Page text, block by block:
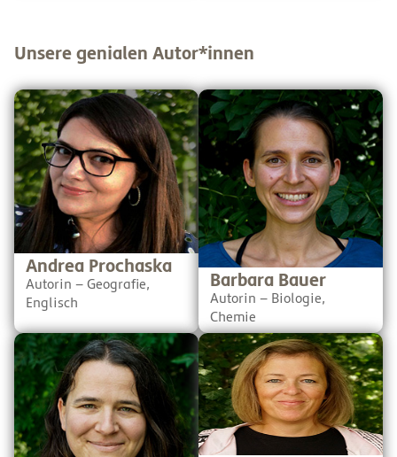
Unsere genialen Autor*innen
Andrea ist Lehrerin an der
NMS Neuhofen für Englisch,
Geografie, Biologie und
Bildnerische Erziehung. Bei
SchuBu ist sie
Autorin/Lektorin für die
Fächer Englisch, Geografie
und Biologie. Irgendwie
macht sie eigentlich alles
und das immer zum
Wohlwollen der Kinder.
Andrea Prochaska
Autorin – Geografie,
Englisch
Barbara ist Lehrerin für
Biologie und Chemie am
BORG Nonntal in Salzburg
und bei SchuBu ist sie
Autorin/Lektorin für
Biologie und Chemie. Mit
ihr zu reden ist sehr
bereichernd, weil sie die
komplexesten
Zusammenhänge auch für
uns Laien verständlich
erklären kann.
Barbara Bauer
Autorin – Biologie,
Chemie
Christina hat ihre
Faszination für
Naturwissenschaften zu
ihrem Beruf gemacht. Sie ist
promovierte Chemikerin,
lehrt Physik und Chemie
und ist Projektleiterin für
den Verein Technologykids.
Neben Ihrer Leidenschaft
für Gesang, Tanz und
Schauspiel, unterrichtet
Daniela die Fächer
Englisch, Biologie und
Informatik. Aktuell ist uns
noch unklar, ob sie
irgendwas nicht kann.